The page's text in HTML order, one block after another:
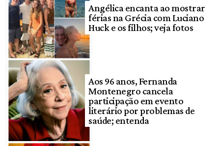
Angélica encanta ao mostrar
férias na Grécia com Luciano
Huck e os filhos; veja fotos
Aos 96 anos, Fernanda
Montenegro cancela
participação em evento
literário por problemas de
saúde; entenda